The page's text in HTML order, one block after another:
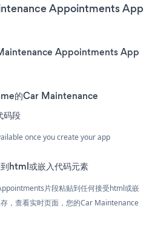
Appointments App
Appointments App
的Car Maintenance
段
once you create your app
html或嵌入代码元素
片段粘贴到任何接受html或嵌
，查看实时页面，您的Car Maintenance